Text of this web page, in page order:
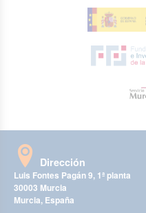
Dirección
Luis Fontes Pagán 9, 1ª planta
30003 Murcia
Murcia, España